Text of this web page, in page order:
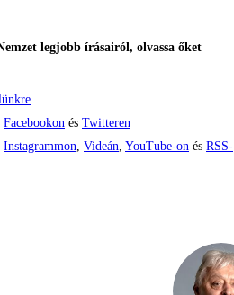
legjobb írásairól, olvassa őket
Facebookon és Twitteren
Instagrammon Videán YouTube-on és RSS-